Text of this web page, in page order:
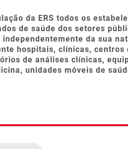
da ERS todos os
de saúde dos setores
da sua
hospitais, clínicas, centros
de análises clínicas,
unidades móveis de